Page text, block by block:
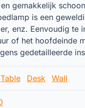
gemakkelijk
is een
enz. Eenvoudig te
of het hoofdeinde
gedetailleerde
Table Desk Wall